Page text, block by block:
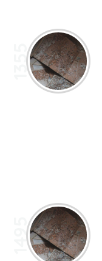
1355
1495